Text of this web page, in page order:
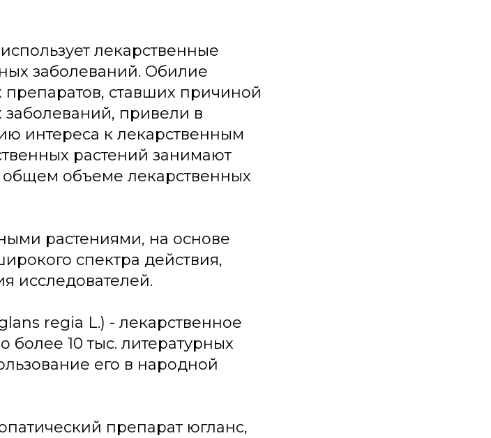
лекарственные
заболеваний. Обилие
препаратов, ставших причиной
заболеваний, привели в
интереса к лекарственным
растений занимают
объеме лекарственных
растениями, на основе
спектра действия,
исследователей.
regia L.) - лекарственное
более 10 тыс. литературных
его в народной
препарат югланс,